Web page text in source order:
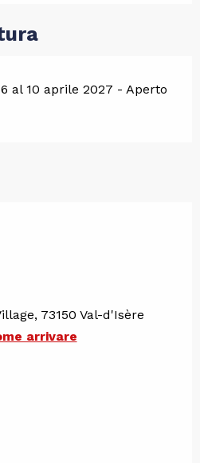
al 10 aprile 2027 - Aperto
73150 Val-d'Isère
arrivare